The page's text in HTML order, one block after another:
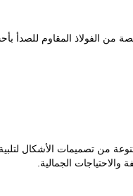
الفولاذ المقاوم للصدأ
من تصميمات الأشكال
والاحتياجات الجمالية.